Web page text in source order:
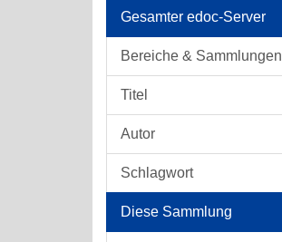
Gesamter edoc-Server
Bereiche & Sammlungen
Titel
Autor
Schlagwort
Diese Sammlung